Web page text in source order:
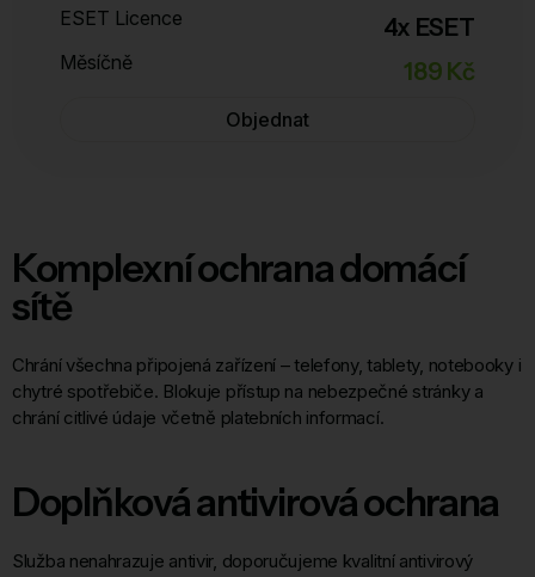
ESET Licence 4x ESET
Měsíčně 189 Kč
Objednat
Komplexní ochrana domácí
sítě
Chrání všechna připojená zařízení – telefony, tablety, notebooky i
chytré spotřebiče. Blokuje přístup na nebezpečné stránky a
chrání citlivé údaje včetně platebních informací.
Doplňková antivirová ochrana
Služba nenahrazuje antivir, doporučujeme kvalitní antivirový